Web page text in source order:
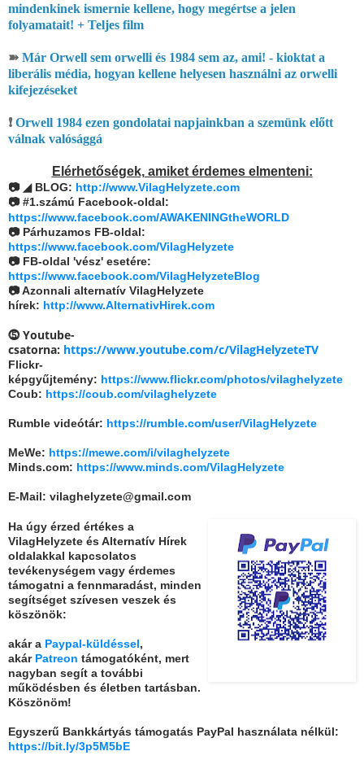
mindenkinek ismernie kellene, hogy megértse a jelen
folyamatait! + Teljes film
➽ Már Orwell sem orwelli és 1984 sem az, ami! - kioktat a
liberális média, hogyan kellene helyesen használni az orwelli
kifejezéseket
❗ Orwell 1984 ezen gondolatai napjainkban a szemünk előtt
válnak valósággá
Elérhetőségek, amiket érdemes elmenteni:
📷 ◢ BLOG: http://www.VilagHelyzete.com
📷 #1.számú Facebook-oldal:
https://www.facebook.com/AWAKENINGtheWORLD
📷 Párhuzamos FB-oldal:
https://www.facebook.com/VilagHelyzete
📷 FB-oldal 'vész' esetére:
https://www.facebook.com/VilagHelyzeteBlog
📷 Azonnali alternatív VilagHelyzete
hírek: http://www.AlternativHirek.com
⓹ Youtube-
csatorna: https://www.youtube.com/c/VilagHelyzeteTV
Flickr-
képgyűjtemény: https://www.flickr.com/photos/vilaghelyzete
Coub: https://coub.com/vilaghelyzete
Rumble videótár: https://rumble.com/user/VilagHelyzete
MeWe: https://mewe.com/i/vilaghelyzete
Minds.com: https://www.minds.com/VilagHelyzete
E-Mail: vilaghelyzete@gmail.com
Ha úgy érzed értékes a
VilagHelyzete és Alternatív Hírek
oldalakkal kapcsolatos
tevékenységem vagy érdemes
támogatni a fennmaradást, minden
segítséget szívesen veszek és
köszönök:
akár a Paypal-küldéssel,
akár Patreon támogatóként, mert
nagyban segít a további
működésben és életben tartásban.
Köszönöm!
Egyszerű Bankkártyás támogatás PayPal használata nélkül:
https://bit.ly/3p5M5bE